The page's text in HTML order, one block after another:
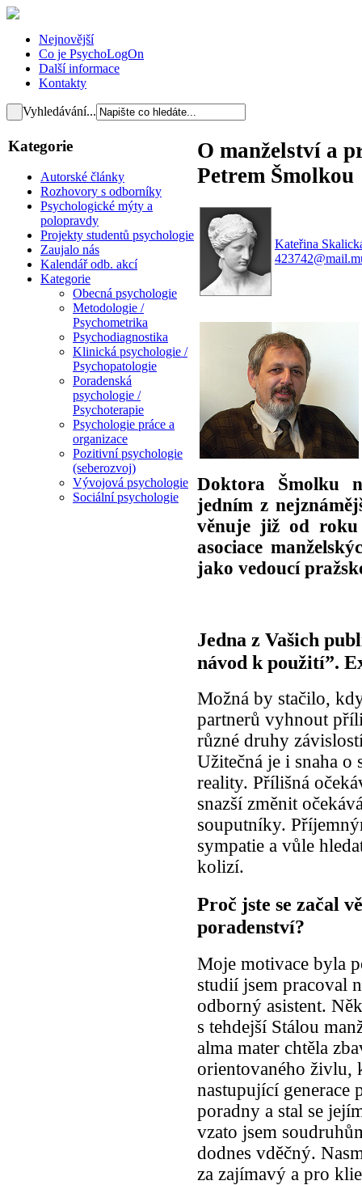
Nejnovější
Co je PsychoLogOn
Další informace
Kontakty
Vyhledávání...
Kategorie
Autorské články
Rozhovory s odborníky
Psychologické mýty a
polopravdy
Projekty studentů psychologie
Zaujalo nás
Kalendář odb. akcí
Kategorie
Obecná psychologie
Metodologie /
Psychometrika
Psychodiagnostika
Klinická psychologie /
Psychopatologie
Poradenská
psychologie /
Psychoterapie
Psychologie práce a
organizace
Pozitivní psychologie
(seberozvoj)
Vývojová psychologie
Sociální psychologie
O manželství a
Petrem Šmolkou
Kateřina
Doktora Šmolku
jedním z
věnuje již od roku
asociace
jako vedoucí
Jedna z Vašich
návod k použití”.
Možná by stačilo,
partnerů vyhnout
různé druhy
Užitečná je i snaha o
reality. Přílišná
snazší změnit
souputníky.
sympatie a vůle
kolizí.
Proč jste se začal
poradenství?
Moje motivace byla
studií jsem pracoval
odborný asistent.
s tehdejší Stálou
alma mater chtěla
orientovaného živlu,
nastupující generace
poradny a stal se
vzato jsem
dodnes vděčný.
za zajímavý a pro